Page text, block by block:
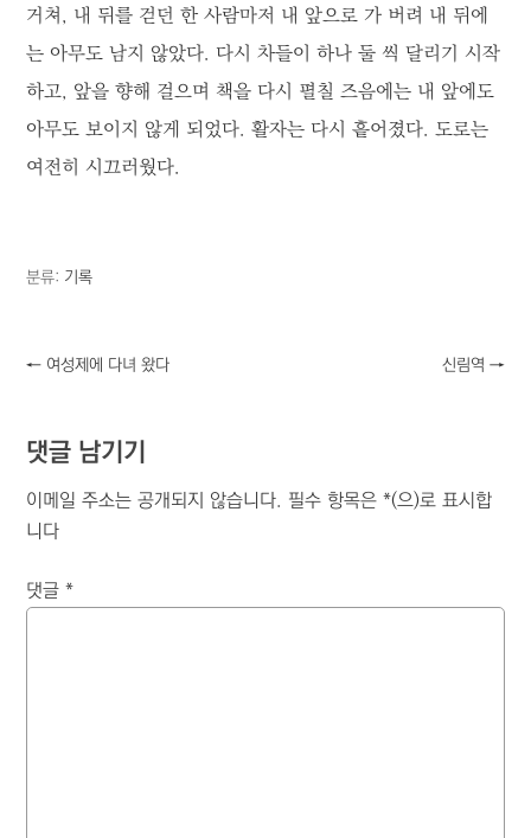
거쳐, 내 뒤를 걷던 한 사람마저 내 앞으로 가 버려 내 뒤에
는 아무도 남지 않았다. 다시 차들이 하나 둘 씩 달리기 시작
하고, 앞을 향해 걸으며 책을 다시 펼칠 즈음에는 내 앞에도
아무도 보이지 않게 되었다. 활자는 다시 흩어졌다. 도로는
여전히 시끄러웠다.
분류: 기록
← 여성제에 다녀 왔다 신림역 →
댓글 남기기
이메일 주소는 공개되지 않습니다. 필수 항목은*(으)로 표시합
니다
댓글*